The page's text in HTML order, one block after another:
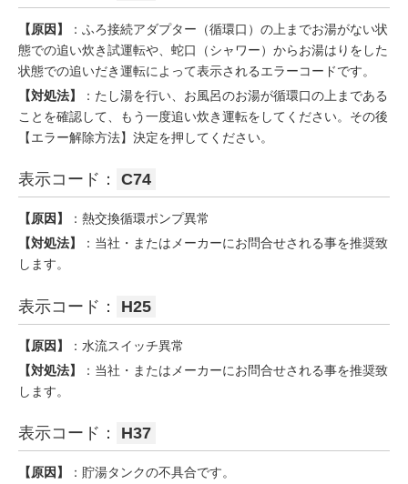
【原因】
：ふろ接続アダプター（循環口）の上までお湯がない状
態での追い炊き試運転や、蛇口（シャワー）からお湯はりをした
状態での追いだき運転によって表示されるエラーコードです。
【対処法】
：たし湯を行い、お風呂のお湯が循環口の上まである
ことを確認して、もう一度追い炊き運転をしてください。その後
【エラー解除方法】決定を押してください。
表示コード： C74
【原因】
：熱交換循環ポンプ異常
【対処法】
：当社・またはメーカーにお問合せされる事を推奨致
します。
表示コード： H25
【原因】
：水流スイッチ異常
【対処法】
：当社・またはメーカーにお問合せされる事を推奨致
します。
表示コード： H37
【原因】
：貯湯タンクの不具合です。